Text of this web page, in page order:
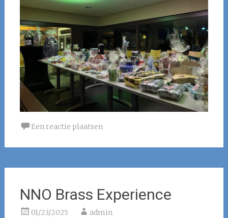
Een reactie plaatsen
NNO Brass Experience
01/23/2025 admin